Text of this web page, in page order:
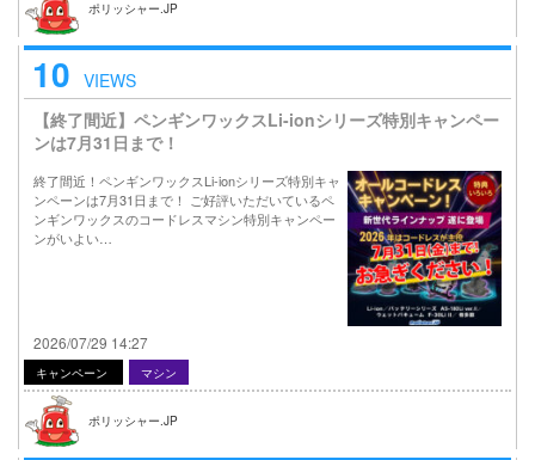
ポリッシャー.JP
10 VIEWS
【終了間近】ペンギンワックスLi-ionシリーズ特別キャンペー
ンは7月31日まで！
終了間近！ペンギンワックスLi-ionシリーズ特別キャ
ンペーンは7月31日まで！ ご好評いただいているペ
ンギンワックスのコードレスマシン特別キャンペー
ンがいよい…
2026/07/29 14:27
キャンペーン マシン
ポリッシャー.JP